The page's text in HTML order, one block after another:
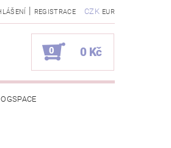
CZK EUR
| REGISTRACE
0 0 Kč